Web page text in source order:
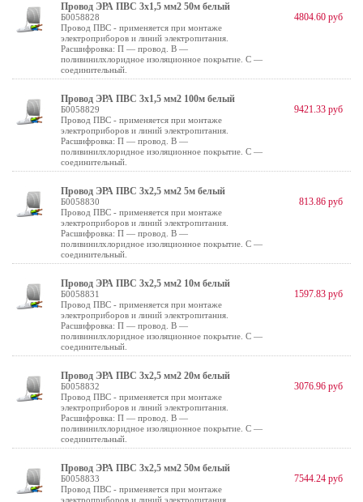
Провод ЭРА ПВС 3х1,5 мм2 50м белый
Б0058828
Провод ПВС - применяется при монтаже
электроприборов и линий электропитания.
Расшифровка: П — провод. В —
поливинилхлоридное изоляционное покрытие. С —
соединительный.
4804.60 руб
Провод ЭРА ПВС 3х1,5 мм2 100м белый
Б0058829
Провод ПВС - применяется при монтаже
электроприборов и линий электропитания.
Расшифровка: П — провод. В —
поливинилхлоридное изоляционное покрытие. С —
соединительный.
9421.33 руб
Провод ЭРА ПВС 3х2,5 мм2 5м белый
Б0058830
Провод ПВС - применяется при монтаже
электроприборов и линий электропитания.
Расшифровка: П — провод. В —
поливинилхлоридное изоляционное покрытие. С —
соединительный.
813.86 руб
Провод ЭРА ПВС 3х2,5 мм2 10м белый
Б0058831
Провод ПВС - применяется при монтаже
электроприборов и линий электропитания.
Расшифровка: П — провод. В —
поливинилхлоридное изоляционное покрытие. С —
соединительный.
1597.83 руб
Провод ЭРА ПВС 3х2,5 мм2 20м белый
Б0058832
Провод ПВС - применяется при монтаже
электроприборов и линий электропитания.
Расшифровка: П — провод. В —
поливинилхлоридное изоляционное покрытие. С —
соединительный.
3076.96 руб
Провод ЭРА ПВС 3х2,5 мм2 50м белый
Б0058833
Провод ПВС - применяется при монтаже
электроприборов и линий электропитания.
7544.24 руб